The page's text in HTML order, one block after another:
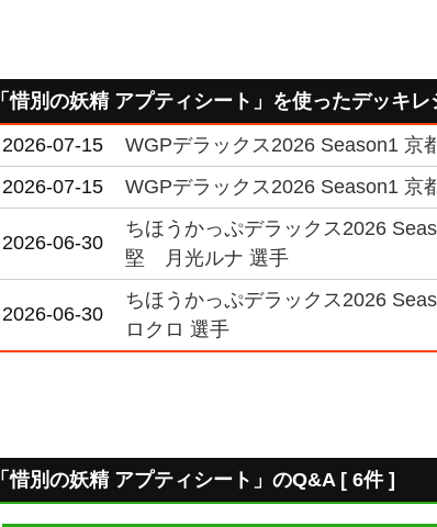
「惜別の妖精 アプティシート」を使ったデッキレ
2026-07-15
WGPデラックス2026 Season1 京
2026-07-15
WGPデラックス2026 Season1 京
2026-06-30
ちほうかっぷデラックス2026
堅 月光ルナ 選手
2026-06-30
ちほうかっぷデラックス2026
ロクロ 選手
「惜別の妖精 アプティシート」のQ&A [ 6件 ]